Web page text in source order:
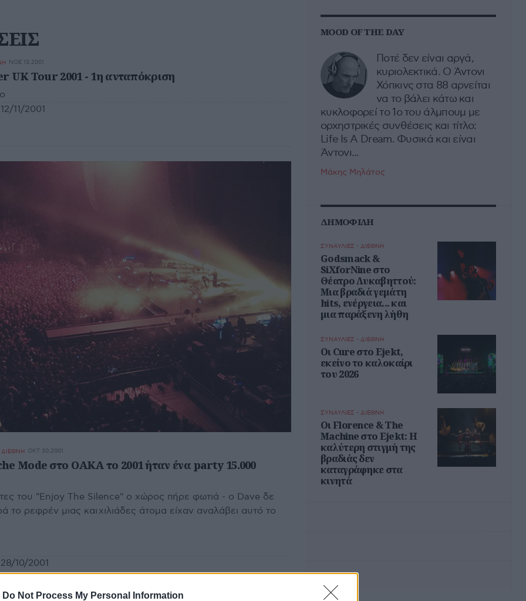
Do Not Process My Personal Information
ΝΟΕ 13,2001
UK Tour 2001 - 1η ανταπόκριση
12/11/2001
ΔΙΕΘΝΗ ΟΚΤ 30,2001
Mode στο ΟΑΚΑ το 2001 ήταν ένα party 15.000
του "Enjoy The Silence" ο χώρος πήρε φωτιά - ο Dave δε
ρεφρέν μιας και χιλιάδες άτομα είχαν αναλάβει αυτό το
28/10/2001
MOOD OF THE DAY
Ποτέ δεν είναι αργά,
κυριολεκτικά. Ο Άντονι
Χόπκινς στα 88 αρνείται
να το βάλει κάτω και
κυκλοφορεί το 1ο του άλμπουμ με
ορχηστρικές συνθέσεις και τίτλο:
Life Is A Dream. Φυσικά και είναι
Άντονι...
Μάκης Μηλάτος
ΔΗΜΟΦΙΛΗ
ΣΥΝΑΥΛΙΕΣ - ΔΙΕΘΝΗ
Godsmack &
SiXforNine στο
Θέατρο Λυκαβηττού:
Μια βραδιά γεμάτη
hits, ενέργεια... και
μια παράξενη λήθη
ΣΥΝΑΥΛΙΕΣ - ΔΙΕΘΝΗ
Οι Cure στο Ejekt,
εκείνο το καλοκαίρι
του 2026
ΣΥΝΑΥΛΙΕΣ - ΔΙΕΘΝΗ
Oι Florence & The
Machine στο Ejekt: Η
καλύτερη στιγμή της
βραδιάς δεν
καταγράφηκε στα
κινητά